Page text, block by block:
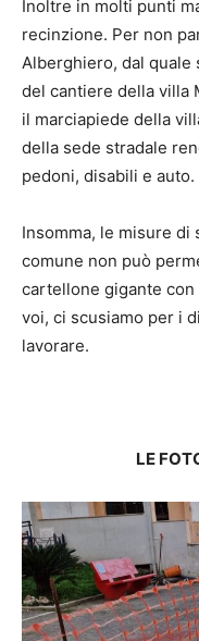
Inoltre in molti punti
recinzione. Per non
Alberghiero, dal quale
del cantiere della villa
il marciapiede della
della sede stradale
pedoni, disabili e auto.
Insomma, le misure di
comune non può
cartellone gigante con
voi, ci scusiamo per i
lavorare.
LE